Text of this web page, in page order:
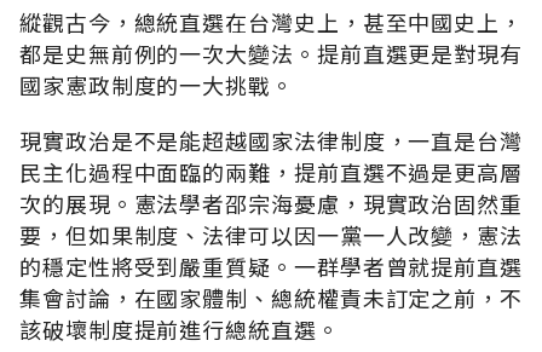
縱觀古今，總統直選在台灣史上，甚至中國史上，
都是史無前例的一次大變法。提前直選更是對現有
國家憲政制度的一大挑戰。
現實政治是不是能超越國家法律制度，一直是台灣
民主化過程中面臨的兩難，提前直選不過是更高層
次的展現。憲法學者邵宗海憂慮，現實政治固然重
要，但如果制度、法律可以因一黨一人改變，憲法
的穩定性將受到嚴重質疑。一群學者曾就提前直選
集會討論，在國家體制、總統權責未訂定之前，不
該破壞制度提前進行總統直選。